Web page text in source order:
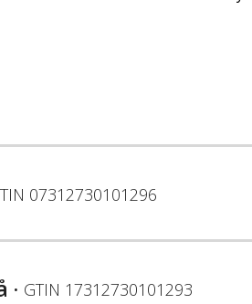
07312730101296
• GTIN 17312730101293